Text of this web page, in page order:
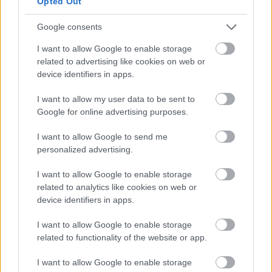
Google consents
I want to allow Google to enable storage
related to advertising like cookies on web or
device identifiers in apps.
I want to allow my user data to be sent to
Google for online advertising purposes.
I want to allow Google to send me
personalized advertising.
I want to allow Google to enable storage
related to analytics like cookies on web or
device identifiers in apps.
I want to allow Google to enable storage
related to functionality of the website or app.
I want to allow Google to enable storage